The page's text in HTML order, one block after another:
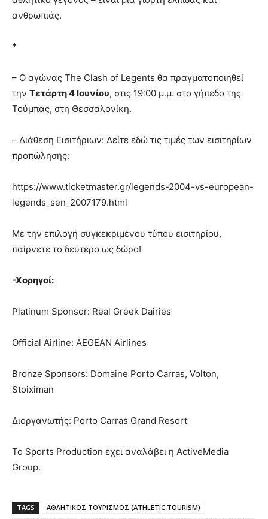
ανθρωπιάς.
*
– Ο αγώνας The Clash of Legents θα πραγματοποιηθεί
την Τετάρτη 4 Ιουνίου, στις 19:00 μ.μ. στο γήπεδο της
Τούμπας, στη Θεσσαλονίκη.
– Διάθεση Εισιτήριων: Δείτε εδώ τις τιμές των εισιτηρίων
προπώλησης:
https://www.ticketmaster.gr/legends-2004-vs-european-
legends_sen_2007179.html
Με την επιλογή συγκεκριμένου τύπου εισιτηρίου,
παίρνετε το δεύτερο ως δώρο!
-Χορηγοί:
Platinum Sponsor: Real Greek Dairies
Official Airline: AEGEAN Airlines
Bronze Sponsors: Domaine Porto Carras, Volton,
Stoiximan
Διοργανωτής: Porto Carras Grand Resort
Το Sports Production έχει αναλάβει η ActiveMedia
Group.
TAGS
ΑΘΛΗΤΙΚΟΣ ΤΟΥΡΙΣΜΟΣ (ATHLETIC TOURISM)